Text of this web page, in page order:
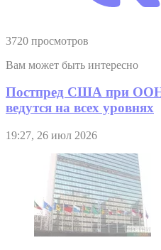
3720 просмотров
Вам может быть интересно
Постпред США при
ведутся на всех уровнях
19:27, 26 июл 2026